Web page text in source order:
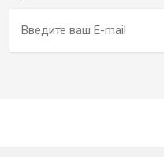
Гавайи
Германия